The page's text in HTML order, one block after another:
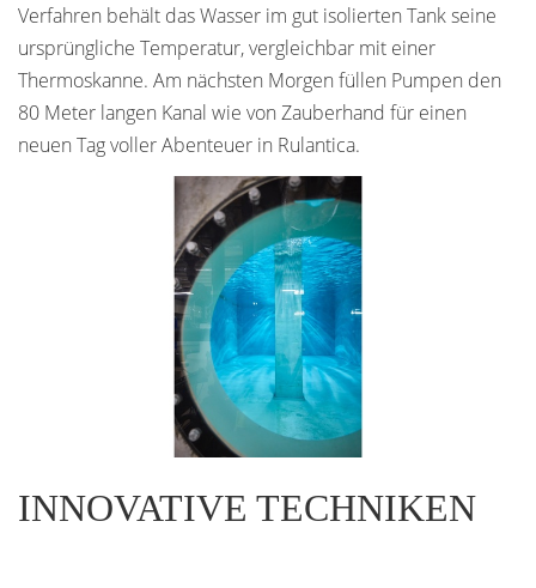
Verfahren behält das Wasser im gut isolierten Tank seine
ursprüngliche Temperatur, vergleichbar mit einer
Thermoskanne. Am nächsten Morgen füllen Pumpen den
80 Meter langen Kanal wie von Zauberhand für einen
neuen Tag voller Abenteuer in Rulantica.
INNOVATIVE TECHNIKEN